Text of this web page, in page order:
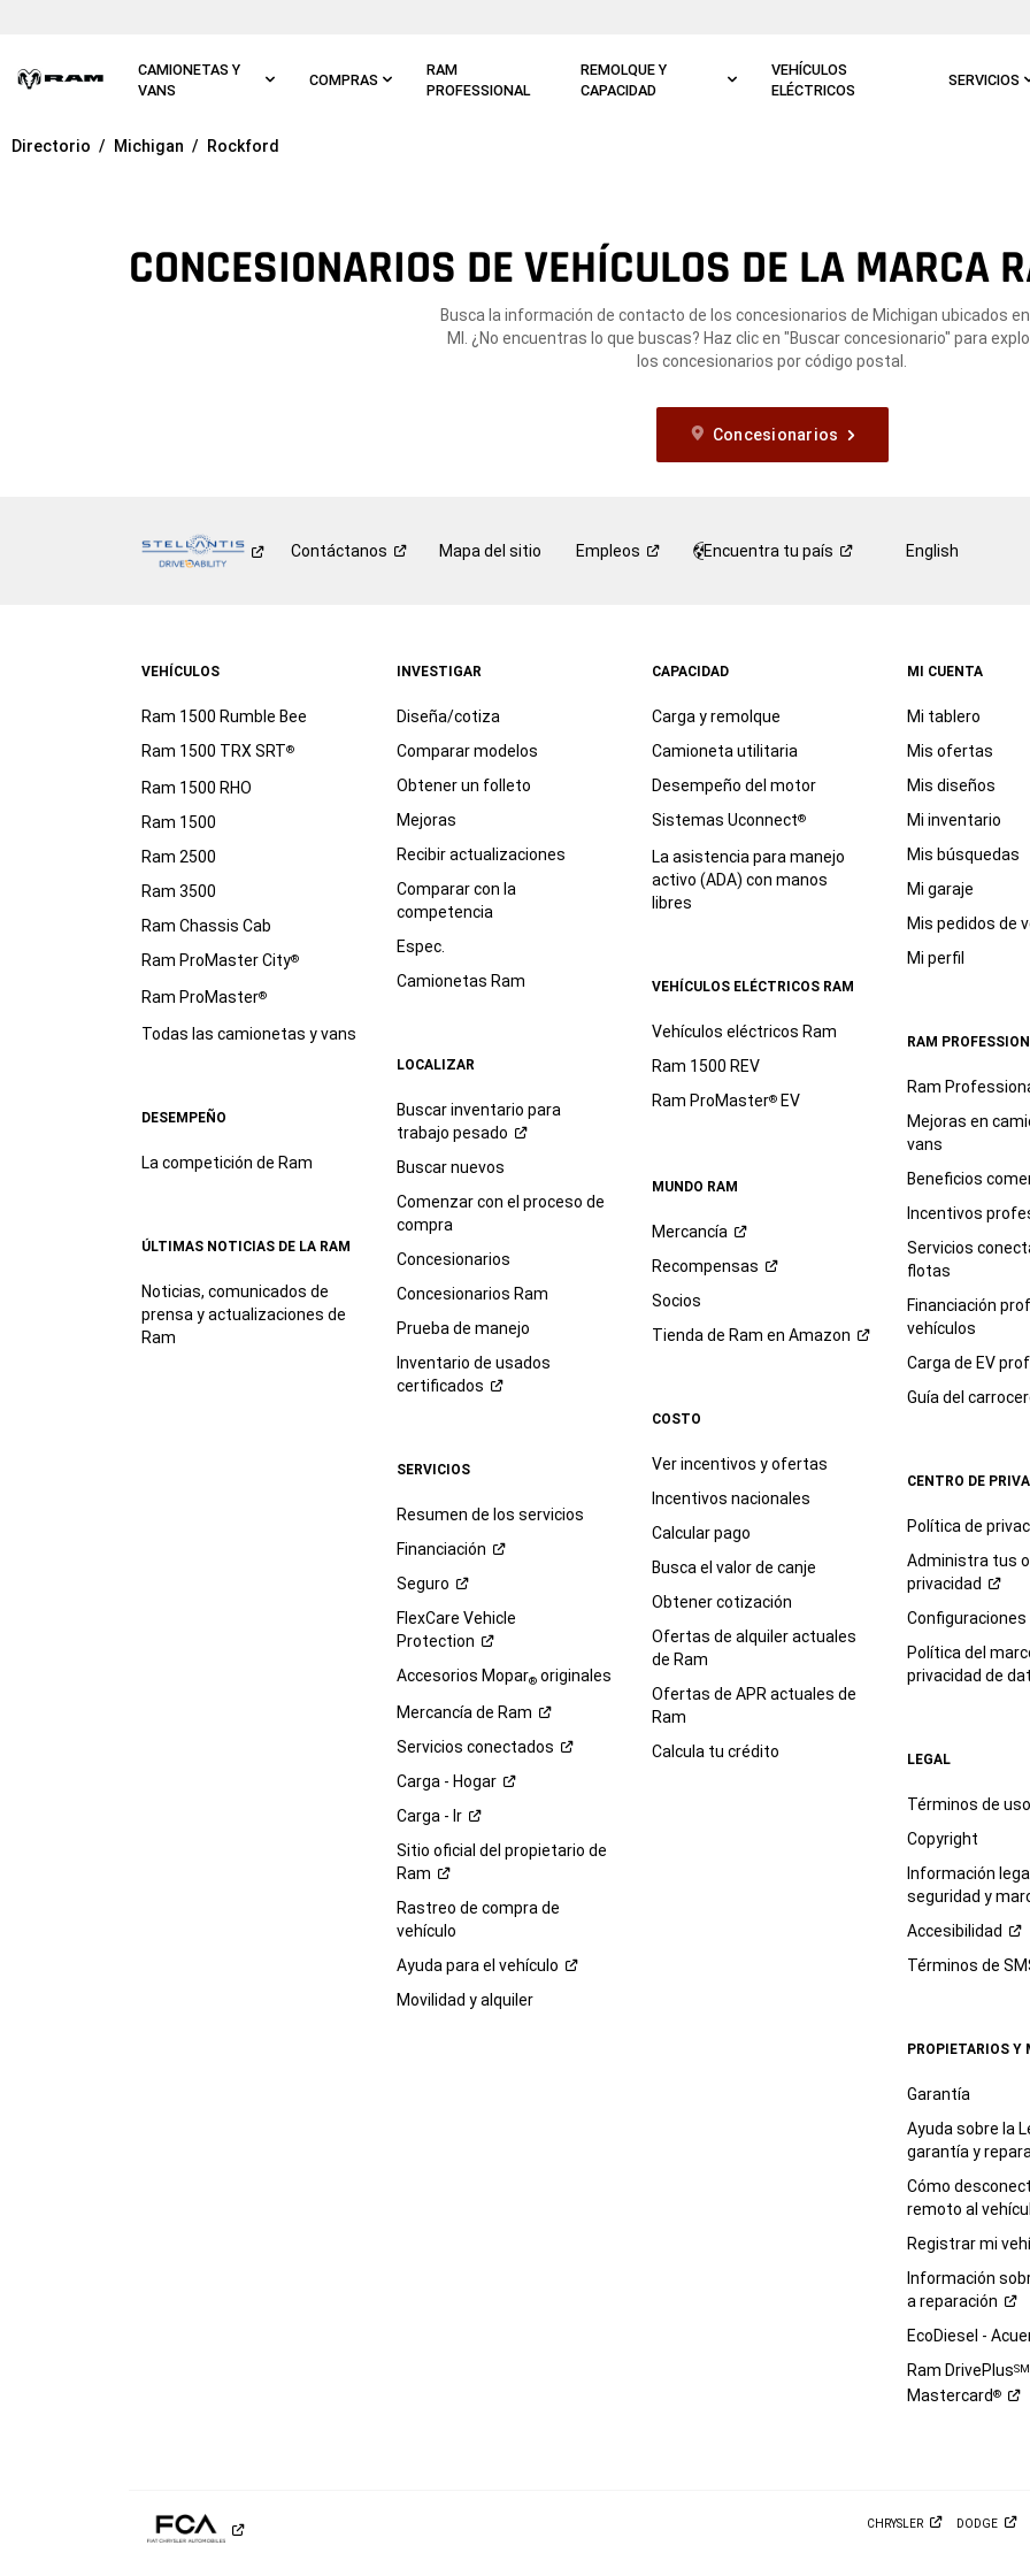
CAMIONETAS Y
VANS
COMPRAS
RAM
PROFESSIONAL
REMOLQUE Y
CAPACIDAD
VEHÍCULOS
ELÉCTRICOS
SERVICIOS
Ir a
Directorio Michigan Rockford
CONCESIONARIOS DE VEHÍCULOS DE LA MARCA
Busca la información de contacto de los concesionarios de Michigan ubicados
MI. ¿No encuentras lo que buscas? Haz clic en "Buscar concesionario" para
los concesionarios por código postal.
Concesionarios
Contáctanos Mapa del sitio Empleos Encuentra tu país English
VEHÍCULOS
Ram 1500 Rumble Bee
Ram 1500 TRX SRT®
Ram 1500 RHO
Ram 1500
Ram 2500
Ram 3500
Ram Chassis Cab
Ram ProMaster City®
Ram ProMaster®
Todas las camionetas y vans
DESEMPEÑO
La competición de Ram
ÚLTIMAS NOTICIAS DE LA RAM
Noticias, comunicados de
prensa y actualizaciones de
Ram
INVESTIGAR
Diseña/cotiza
Comparar modelos
Obtener un folleto
Mejoras
Recibir actualizaciones
Comparar con la
competencia
Espec.
Camionetas Ram
LOCALIZAR
Buscar inventario para
trabajo pesado
Buscar nuevos
Comenzar con el proceso de
compra
Concesionarios
Concesionarios Ram
Prueba de manejo
Inventario de usados
certificados
SERVICIOS
Resumen de los servicios
Financiación
Seguro
FlexCare Vehicle
Protection
Accesorios Mopar®originales
Mercancía de Ram
Servicios conectados
Carga - Hogar
Carga - Ir
Sitio oficial del propietario de
Ram
Rastreo de compra de
vehículo
Ayuda para el vehículo
Movilidad y alquiler
CAPACIDAD
Carga y remolque
Camioneta utilitaria
Desempeño del motor
Sistemas Uconnect®
La asistencia para manejo
activo (ADA) con manos
libres
VEHÍCULOS ELÉCTRICOS RAM
Vehículos eléctricos Ram
Ram 1500 REV
Ram ProMaster®EV
MUNDO RAM
Mercancía
Recompensas
Socios
Tienda de Ram en Amazon
COSTO
Ver incentivos y ofertas
Incentivos nacionales
Calcular pago
Busca el valor de canje
Obtener cotización
Ofertas de alquiler actuales
de Ram
Ofertas de APR actuales de
Ram
Calcula tu crédito
MI CUENTA
Mi tablero
Mis ofertas
Mis diseños
Mi inventario
Mis búsquedas
Mi garaje
Mis pedidos de
Mi perfil
RAM
Ram
Mejoras en
vans
Beneficios
Incentivos
Servicios
flotas
Financiación
vehículos
Carga de EV
Guía del
CENTRO DE
Política de
Administra tus
privacidad
Configuraciones
Política del
privacidad de
LEGAL
Términos de uso
Copyright
Información
seguridad y
Accesibilidad
Términos de
PROPIETARIOS Y
Garantía
Ayuda sobre la
garantía y
Cómo
remoto al
Registrar mi
Información
areparación
EcoDiesel -
Ram DrivePlusSM
Mastercard®
CHRYSLER DODGE